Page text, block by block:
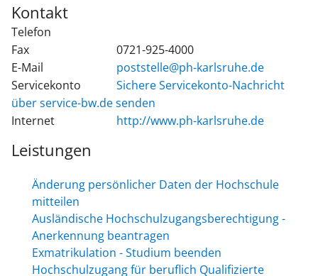
Kontakt
Telefon
Fax
0721-925-4000
E-Mail
poststelle@ph-karlsruhe.de
Servicekonto
Sichere Servicekonto-Nachricht
über service-bw.de senden
Internet
http://www.ph-karlsruhe.de
Leistungen
Änderung persönlicher Daten der Hochschule
mitteilen
Ausländische Hochschulzugangsberechtigung -
Anerkennung beantragen
Exmatrikulation - Studium beenden
Hochschulzugang für beruflich Qualifizierte